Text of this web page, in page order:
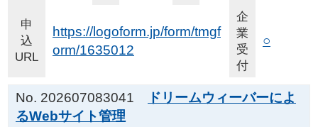
申
込
URL
https://logoform.jp/form/tmgf
orm/1635012
企
業
受
付
○
No. 202607083041
ドリームウィーバーによ
るWebサイト管理